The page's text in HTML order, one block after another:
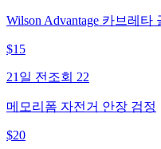
Wilson Advantage 카브레
$15
21일 전 조회 22
메모리폼 자전거 안장 검정
$20